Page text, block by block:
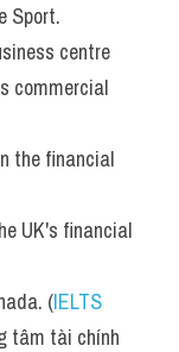
Sport.
centre
commercial
the financial
UK's financial
(IELTS
tâm tài chính